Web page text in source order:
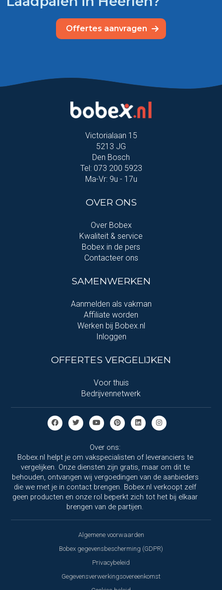
Offertes aanvragen
Victorialaan 15
5213 JG
Den Bosch
Tel: 073 200 5923
Ma-Vr: 9u - 17u
OVER ONS
Over Bobex
Kwaliteit & service
Bobex in de pers
Contacteer ons
SAMENWERKEN
Aanmelden als vakman
Affiliate worden
Werken bij Bobex.nl
Inloggen
OFFERTES VERGELIJKEN
Voor thuis
Bedrijvennetwerk
Over ons:
Bobex.nl helpt je om vakspecialisten of leveranciers te
vergelijken. Onze diensten zijn gratis, maar om dit te
behouden, ontvangen wij vergoedingen van de aanbieders
die we met je in contact brengen. Bobex.nl verkoopt zelf
geen producten en onze rol beperkt zich tot het bij elkaar
brengen van de partijen.
Algemene voorwaarden
Bobex gegevensbescherming (GDPR)
Privacybeleid
Gegevensverwerkingsovereenkomst